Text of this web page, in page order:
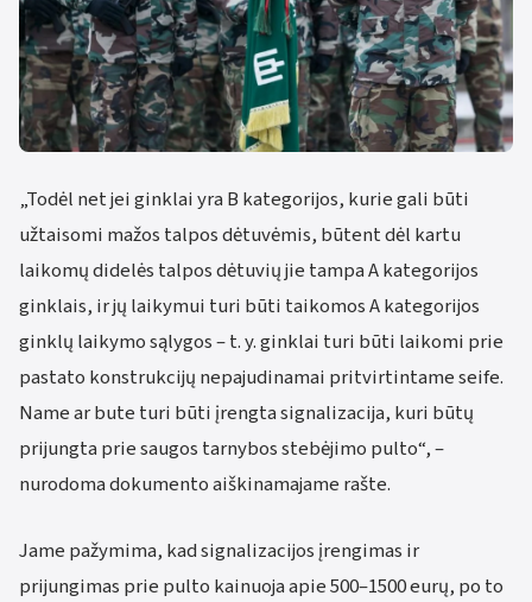
„Todėl net jei ginklai yra B kategorijos, kurie gali būti
užtaisomi mažos talpos dėtuvėmis, būtent dėl kartu
laikomų didelės talpos dėtuvių jie tampa A kategorijos
ginklais, ir jų laikymui turi būti taikomos A kategorijos
ginklų laikymo sąlygos – t. y. ginklai turi būti laikomi prie
pastato konstrukcijų nepajudinamai pritvirtintame seife.
Name ar bute turi būti įrengta signalizacija, kuri būtų
prijungta prie saugos tarnybos stebėjimo pulto“, –
nurodoma dokumento aiškinamajame rašte.
Jame pažymima, kad signalizacijos įrengimas ir
prijungimas prie pulto kainuoja apie 500–1500 eurų, po to